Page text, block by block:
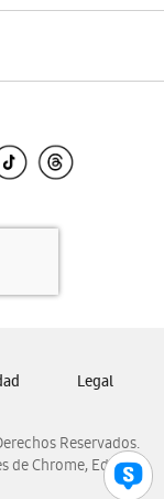
Reservados.
de Chrome, Edge,
Legal